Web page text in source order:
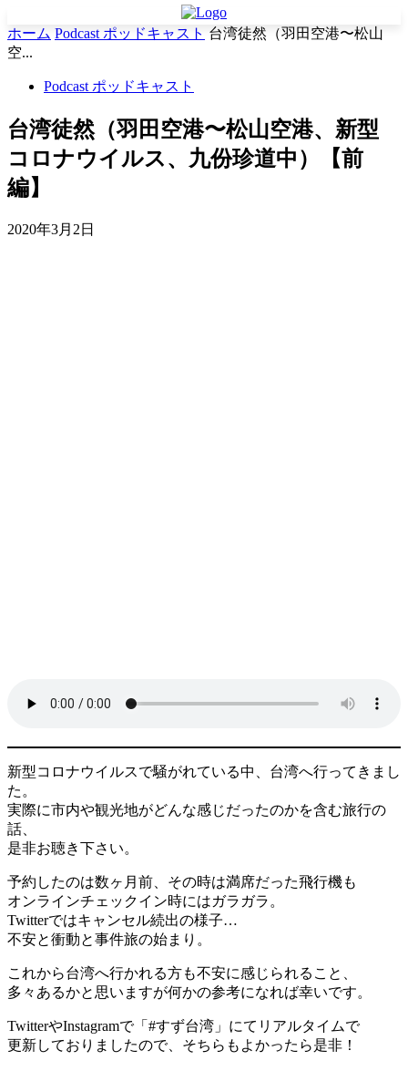
ホーム Podcast ポッドキャスト 台湾徒然（羽田空港〜松山
空...
Podcast ポッドキャスト
台湾徒然（羽田空港〜松山空港、新型
コロナウイルス、九份珍道中）【前
編】
2020年3月2日
新型コロナウイルスで騒がれている中、台湾へ行ってきまし
た。
実際に市内や観光地がどんな感じだったのかを含む旅行の
話、
是非お聴き下さい。
予約したのは数ヶ月前、その時は満席だった飛行機も
オンラインチェックイン時にはガラガラ。
Twitterではキャンセル続出の様子…
不安と衝動と事件旅の始まり。
これから台湾へ行かれる方も不安に感じられること、
多々あるかと思いますが何かの参考になれば幸いです。
TwitterやInstagramで「#すず台湾」にてリアルタイムで
更新しておりましたので、そちらもよかったら是非！